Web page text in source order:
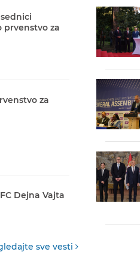
prvenstvo za
za
Dejna Vajta
sve vesti